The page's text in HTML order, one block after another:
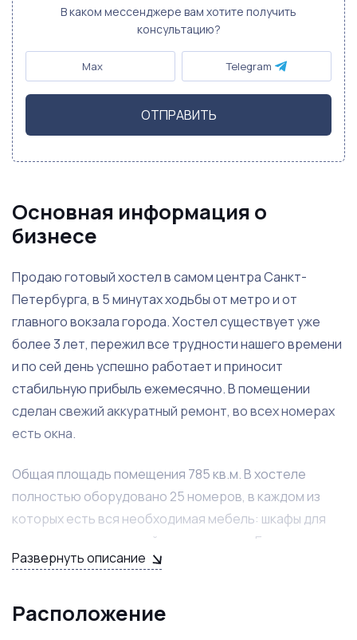
В каком мессенджере вам хотите получить
консультацию?
Max Telegram
ОТПРАВИТЬ
Основная информация о
бизнесе
Продаю готовый хостел в самом центра Санкт-
Петербурга, в 5 минутах ходьбы от метро и от
главного вокзала города. Хостел существует уже
более 3 лет, пережил все трудности нашего времени
и по сей день успешно работает и приносит
стабильную прибыль ежемесячно. В помещении
сделан свежий аккуратный ремонт, во всех номерах
есть окна.
Общая площадь помещения 785 кв.м. В хостеле
полностью оборудовано 25 номеров, в каждом из
которых есть вся необходимая мебель: шкафы для
хранения личных вещей, стулья, столы. Есть номера с
двуспальными кроватям, а есть с двухъярусными.
душевых кабин и 2 просторные кухни, со всей
Развернуть описание
Расположение